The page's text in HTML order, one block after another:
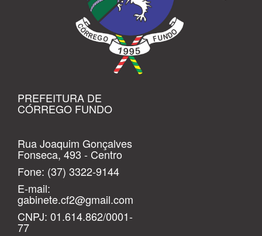
PREFEITURA DE
CÓRREGO FUNDO
Rua Joaquim Gonçalves
Fonseca, 493 - Centro
Fone: (37) 3322-9144
E-mail:
gabinete.cf2@gmail.com
CNPJ: 01.614.862/0001-
77